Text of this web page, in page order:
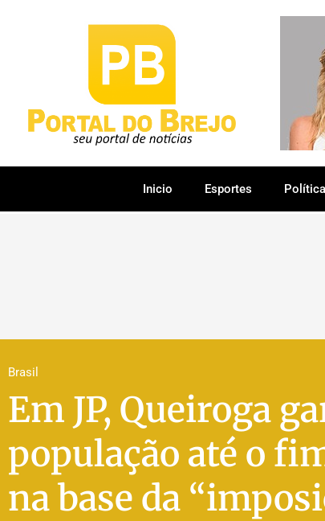
Inicio Esportes Política
Brasil
Em JP, Queiroga
população até o
na base da